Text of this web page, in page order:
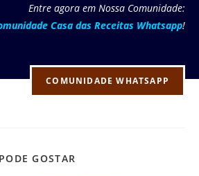
Entre agora em Nossa Comunidade:
Casa das Receitas Whatsapp!
COMUNIDADE WHATSAPP
GOSTAR